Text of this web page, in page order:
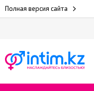
Полная версия сайта